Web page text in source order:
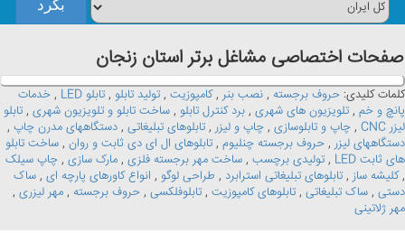
صفحات اختصاصی مشاغل برتر استان زنجان
کلمات کلیدی: حروف برجسته , نصب بنر ,کامپوزیت , تولید تابلو , تابلو LED , خدمات
پانچ و خم , تلویزیون های شهری , برد کنترل تابلو , ساخت تابلو و تلویزیون شهری , تابلو
لیزر CNC
, چاپ و تابلوسازی , چاپ و لیزر , تابلوهای تبلیغاتی , دستگاههای مدرن چاپ ,
دستگاههای لیزر , حروف برجسته چنلیوم , تابلوهای ال ای دی ثابت و روان , ساخت تابلو
های ثابت LED
, تولیدی برچسب , ساخت مهر برجسته فلزی , مارک سازی , چاپ سیلک
,کلیشه ساز , تابلوهای تبلیغاتی استرابرد , طراحی لوگو , انواع کاورهای پارچه ای , ساک
دستی , ساک تبلیغاتی , تابلوهای کامپوزیت , تابلوفلکسی , حروف برجسته , مهر لیزری ,
مهر ژلاتینی